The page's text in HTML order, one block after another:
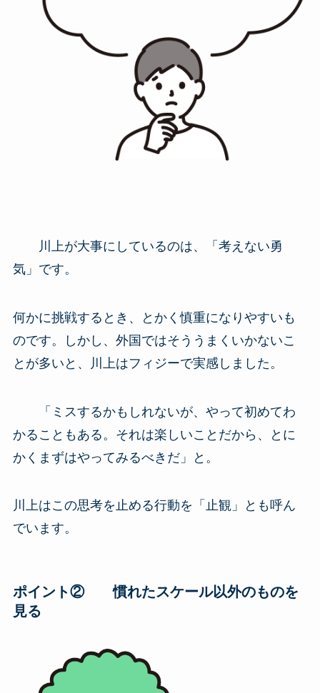
川上が大事にしているのは、「考えない勇
気」です。
何かに挑戦するとき、とかく慎重になりやすいも
のです。しかし、外国ではそううまくいかないこ
とが多いと、川上はフィジーで実感しました。
「ミスするかもしれないが、やって初めてわ
かることもある。それは楽しいことだから、とに
かくまずはやってみるべきだ」と。
川上はこの思考を止める行動を「止観」とも呼ん
でいます。
ポイント② 慣れたスケール以外のものを
見る